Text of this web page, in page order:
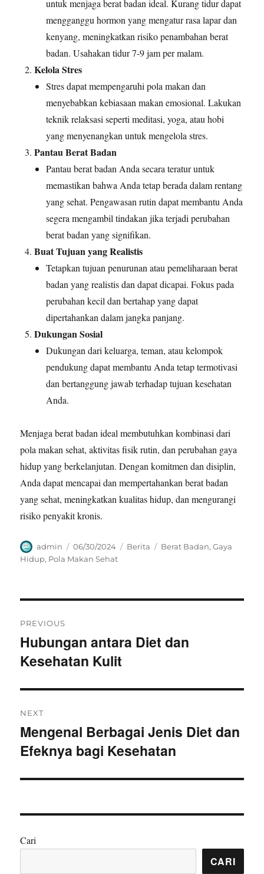
untuk menjaga berat badan ideal. Kurang tidur dapat
mengganggu hormon yang mengatur rasa lapar dan
kenyang, meningkatkan risiko penambahan berat
badan. Usahakan tidur 7-9 jam per malam.
Kelola Stres
Stres dapat mempengaruhi pola makan dan
menyebabkan kebiasaan makan emosional. Lakukan
teknik relaksasi seperti meditasi, yoga, atau hobi
yang menyenangkan untuk mengelola stres.
Pantau Berat Badan
Pantau berat badan Anda secara teratur untuk
memastikan bahwa Anda tetap berada dalam rentang
yang sehat. Pengawasan rutin dapat membantu Anda
segera mengambil tindakan jika terjadi perubahan
berat badan yang signifikan.
Buat Tujuan yang Realistis
Tetapkan tujuan penurunan atau pemeliharaan berat
badan yang realistis dan dapat dicapai. Fokus pada
perubahan kecil dan bertahap yang dapat
dipertahankan dalam jangka panjang.
Dukungan Sosial
Dukungan dari keluarga, teman, atau kelompok
pendukung dapat membantu Anda tetap termotivasi
dan bertanggung jawab terhadap tujuan kesehatan
Anda.
Menjaga berat badan ideal membutuhkan kombinasi dari
pola makan sehat, aktivitas fisik rutin, dan perubahan gaya
hidup yang berkelanjutan. Dengan komitmen dan disiplin,
Anda dapat mencapai dan mempertahankan berat badan
yang sehat, meningkatkan kualitas hidup, dan mengurangi
risiko penyakit kronis.
Author
admin
Posted
on
06/30/2024 Categories
Berita Tags
Berat Badan,Gaya
Hidup, Pola Makan Sehat
pos
PREVIOUS
Previous
post:
Hubungan antara Diet dan
Kesehatan Kulit
NEXT
Next
post:
Mengenal Berbagai Jenis Diet dan
Efeknya bagi Kesehatan
Cari
CARI